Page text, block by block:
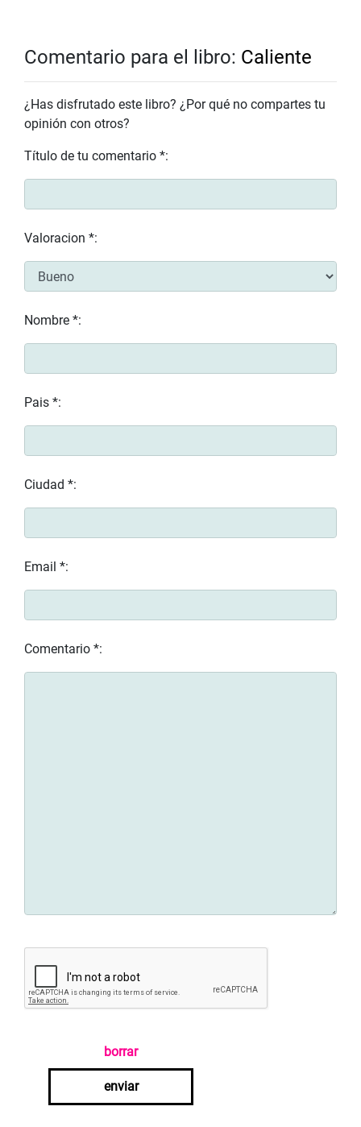
Comentario para el libro: Caliente
¿Has disfrutado este libro? ¿Por qué no compartes tu
opinión con otros?
Título de tu comentario *:
Valoracion *:
Nombre *:
Pais *:
Ciudad *:
Email *:
Comentario *:
borrar
enviar